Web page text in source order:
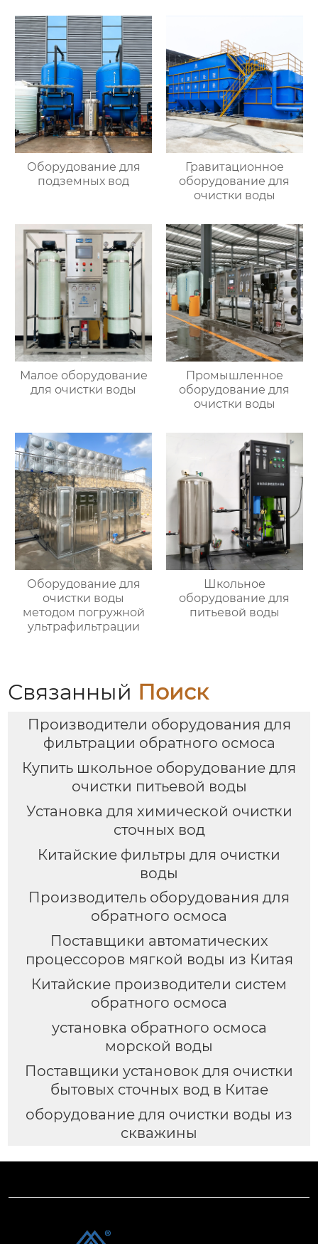
Оборудование для
подземных вод
Гравитационное
оборудование для
очистки воды
Малое оборудование
для очистки воды
Промышленное
оборудование для
очистки воды
Оборудование для
очистки воды
методом погружной
ультрафильтрации
Школьное
оборудование для
питьевой воды
Связанный Поиск
Производители оборудования для
фильтрации обратного осмоса
Купить школьное оборудование для
очистки питьевой воды
Установка для химической очистки
сточных вод
Китайские фильтры для очистки
воды
Производитель оборудования для
обратного осмоса
Поставщики автоматических
процессоров мягкой воды из Китая
Китайские производители систем
обратного осмоса
установка обратного осмоса
морской воды
Поставщики установок для очистки
бытовых сточных вод в Китае
оборудование для очистки воды из
скважины